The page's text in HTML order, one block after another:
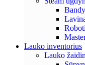
Lauko inventorius
Lauko